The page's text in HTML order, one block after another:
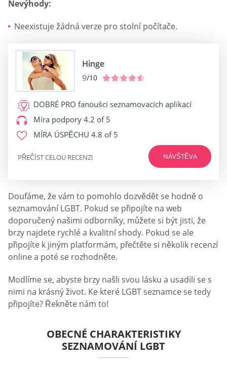
Nevýhody:
Neexistuje žádná verze pro stolní počítače.
Hinge
9/10
DOBRÉ PRO fanoušci seznamovacích aplikací
Míra podpory 4.2 of 5
MÍRA ÚSPĚCHU 4.8 of 5
NÁVŠTĚVA
PŘEČÍST CELOU RECENZI
Doufáme, že vám to pomohlo dozvědět se hodně o
seznamování LGBT. Pokud se připojíte na web
doporučený našimi odborníky, můžete si být jisti, že
brzy najdete rychlé a kvalitní shody. Pokud se ale
připojíte k jiným platformám, přečtěte si několik recenzí
online a poté se rozhodněte.
Modlíme se, abyste brzy našli svou lásku a usadili se s
nimi na krásný život. Ke které LGBT seznamce se tedy
připojíte? Řekněte nám to!
OBECNÉ CHARAKTERISTIKY
SEZNAMOVÁNÍ LGBT